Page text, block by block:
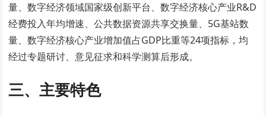
量、数字经济领域国家级创新平台、数字经济核心产业R&D
经费投入年均增速、公共数据资源共享交换量、5G基站数
量、数字经济核心产业增加值占GDP比重等24项指标，均
经过专题研讨、意见征求和科学测算后形成。
三、主要特色